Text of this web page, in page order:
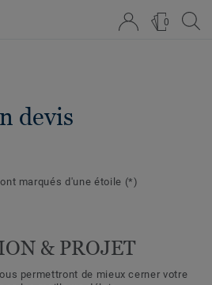
0
devis
marqués d'une étoile (*)
& PROJET
permettront de mieux cerner votre